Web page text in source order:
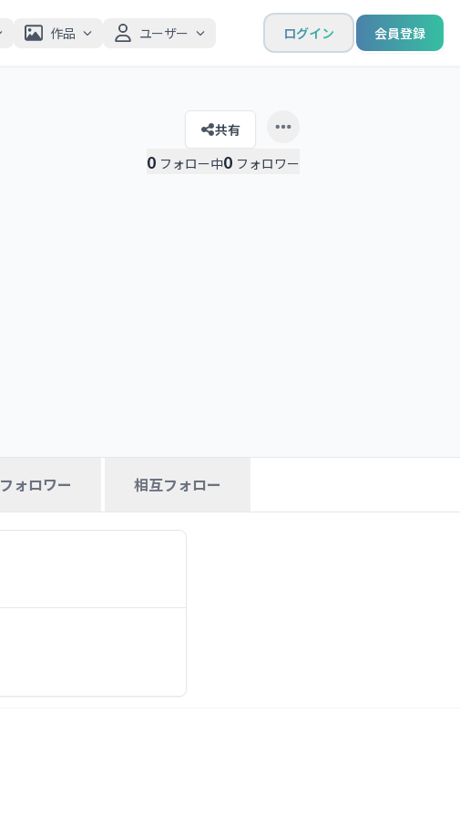
ログイン 会員登録
作品 ユーザー
共有
0 フォロー中0 フォロワー
フォロワー 相互フォロー